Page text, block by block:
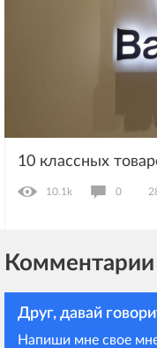
10 классных
10.1k 0
Комментарии
Друг, давай
Напиши мне свое